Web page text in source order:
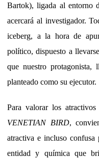
Bartok), ligada al entorno
acercará al investigador.
iceberg, a la hora de
político, dispuesto a
que nuestro protagonista,
planteado como su ejecutor.
Para valorar los atractivos
VENETIAN BIRD,
atractiva e incluso confusa
entidad y química que